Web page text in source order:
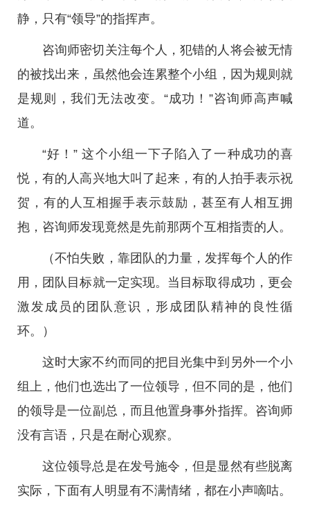
静，只有“领导”的指挥声。
咨询师密切关注每个人，犯错的人将会被无情
的被找出来，虽然他会连累整个小组，因为规则就
是规则，我们无法改变。“成功！”咨询师高声喊
道。
“好！” 这个小组一下子陷入了一种成功的喜
悦，有的人高兴地大叫了起来，有的人拍手表示祝
贺，有的人互相握手表示鼓励，甚至有人相互拥
抱，咨询师发现竟然是先前那两个互相指责的人。
（不怕失败，靠团队的力量，发挥每个人的作
用，团队目标就一定实现。当目标取得成功，更会
激发成员的团队意识，形成团队精神的良性循
环。）
这时大家不约而同的把目光集中到另外一个小
组上，他们也选出了一位领导，但不同的是，他们
的领导是一位副总，而且他置身事外指挥。咨询师
没有言语，只是在耐心观察。
这位领导总是在发号施令，但是显然有些脱离
实际，下面有人明显有不满情绪，都在小声嘀咕。